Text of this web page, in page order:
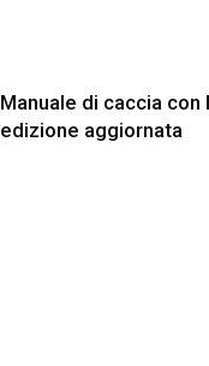
Manuale di caccia con
edizione aggiornata